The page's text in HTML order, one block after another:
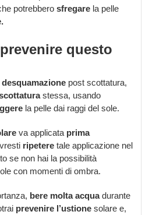
potrebberosfregare la pelle
questo
desquamazione post scottatura,
stessa, usando
la pelle dai raggi del sole.
va applicata prima
ripetere tale applicazione nel
se non hai la possibilità
con momenti di ombra.
bere molta acquadurante
prevenire l’ustione solare e,